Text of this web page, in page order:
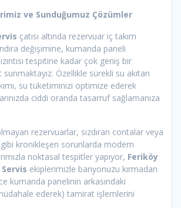
ve Sunduğumuz Çözümler
çatısı altında rezervuar iç takım
değişimine, kumanda paneli
tespitine kadar çok geniş bir
Özellikle sürekli su akıtan
su tüketiminizi optimize ederek
ciddi oranda tasarruf sağlamanıza
rezervuarlar, sızdıran contalar veya
kronikleşen sorunlarda modern
noktasal tespitler yapıyor, Feriköy
ekiplerimizle banyonuzu kırmadan
kumanda panelinin arkasındaki
ederek) tamirat işlemlerini